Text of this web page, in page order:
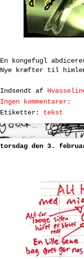
En kongefugl
Nye kræfter til
Indsendt af
Ingen kommentarer:
Etiketter: tekst
torsdag den 3.